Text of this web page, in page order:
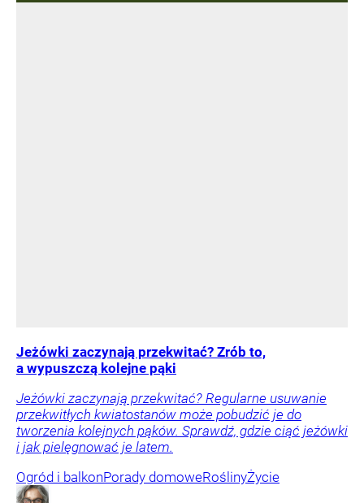
Jeżówki zaczynają przekwitać? Zrób to,
a wypuszczą kolejne pąki
Jeżówki zaczynają przekwitać? Regularne usuwanie
przekwitłych kwiatostanów może pobudzić je do
tworzenia kolejnych pąków. Sprawdź, gdzie ciąć jeżówki
i jak pielęgnować je latem.
Ogród i balkonPorady domoweRoślinyŻycie